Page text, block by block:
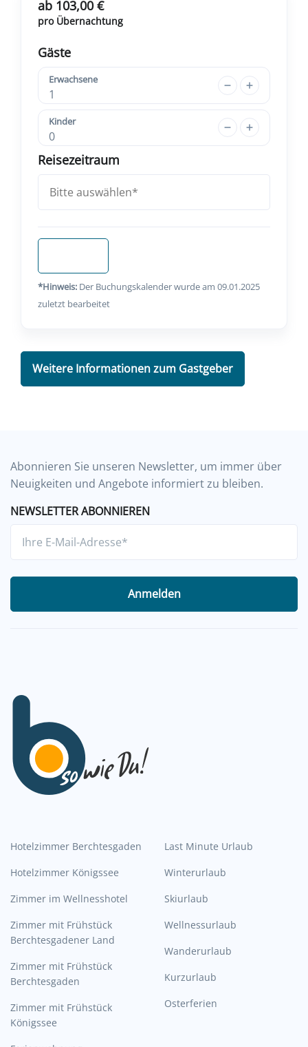
ab 103,00 €
pro Übernachtung
Gäste
Erwachsene
1
Kinder
0
Reisezeitraum
*Hinweis: Der Buchungskalender wurde am 09.01.2025
zuletzt bearbeitet
Weitere Informationen zum Gastgeber
Abonnieren Sie unseren Newsletter, um immer über
Neuigkeiten und Angebote informiert zu bleiben.
NEWSLETTER ABONNIEREN
Anmelden
Hotelzimmer Berchtesgaden
Hotelzimmer Königssee
Zimmer im Wellnesshotel
Zimmer mit Frühstück
Berchtesgadener Land
Zimmer mit Frühstück
Berchtesgaden
Zimmer mit Frühstück
Königssee
Last Minute Urlaub
Winterurlaub
Skiurlaub
Wellnessurlaub
Wanderurlaub
Kurzurlaub
Osterferien